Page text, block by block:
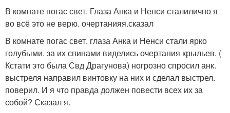
В комнате погас свет. Глаза Анка и Ненси сталилично я
во всё это не верю. очертанияя.сказал
В комнате погас свет. глаза Анка и Ненси стали ярко
голубыми. за их спинами виделись очертания крыльев. (
Кстати это была Свд Драгунова) ногрозно спросил анк.
выстреля направил винтовку на них и сделал выстрел.
поверил. И я что правда должен повести всех их за
собой? Сказал я.